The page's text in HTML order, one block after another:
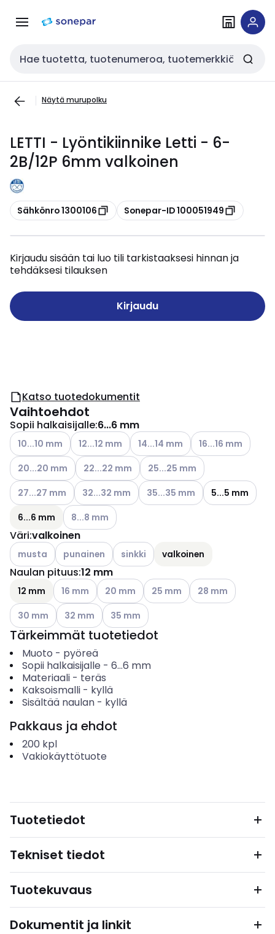
navigointiinsisältöön
Haku
Näytä murupolku
LETTI - Lyöntikiinnike Letti - 6-
2B/12P 6mm valkoinen
Kopioi
Sähkönro 1300106 Kopioi
Sonepar-ID 100051949
Kirjaudu sisään tai luo tili tarkistaaksesi hinnan ja
tehdäksesi tilauksen
Kirjaudu
Katso tuotedokumentit
Vaihtoehdot
Sopii halkaisijalle:6...6 mm
Katso käytettävissä olevat vaihtoehdot
10...10 mm Katso käytettävissä olevat vaihtoehdot
12...12 mm Katso käytettävissä olevat
14...14 mm Katso
16...16 mm
Katso käytettävissä olevat vaihtoehdot
20...20 mm Katso käytettävissä olevat vaihtoehdot
22...22 mm Katso käytettävissä olevat
25...25 mm
Katso käytettävissä olevat vaihtoehdot
27...27 mm Katso käytettävissä olevat vaihtoehdot
32...32 mm Katso käytettävissä olevat
35...35 mm
5...5 mm
6...6 mm
Katso käytettävissä olevat vaihtoehdot
8...8 mm
Väri:valkoinen
Katso käytettävissä olevat vaihtoehdot
musta Katso käytettävissä olevat vaihtoehdot
punainen Katso käytettävissä olevat
sinkki valkoinen
Naulan pituus:12 mm
12 mm Katso käytettävissä olevat vaihtoehdot
16 mm Katso käytettävissä olevat vaihtoehdot
20 mm Katso käytettävissä olevat
25 mm Katso
28 mm
Katso käytettävissä olevat vaihtoehdot
30 mm Katso käytettävissä olevat vaihtoehdot
32 mm Katso käytettävissä olevat vaihtoehdot
35 mm
Tärkeimmät tuotetiedot
Muoto - pyöreä
Sopii halkaisijalle - 6...6 mm
Materiaali- teräs
Kaksoismalli- kyllä
Sisältää naulan- kyllä
Pakkaus ja ehdot
200 kpl
Vakiokäyttötuote
Tuotetiedot
Tekniset tiedot
Tuotekuvaus
Dokumentit ja linkit